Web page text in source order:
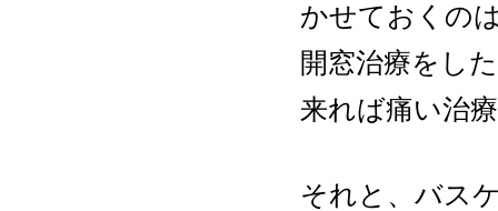
かせておくの
開窓治療をし
来れば痛い治
それと、バス